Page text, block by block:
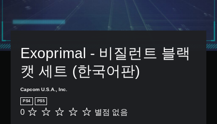
Exoprimal - 비질런트 블랙
캣 세트 (한국어판)
Capcom U.S.A., Inc.
PS4 PS5
별
0 별점 없음